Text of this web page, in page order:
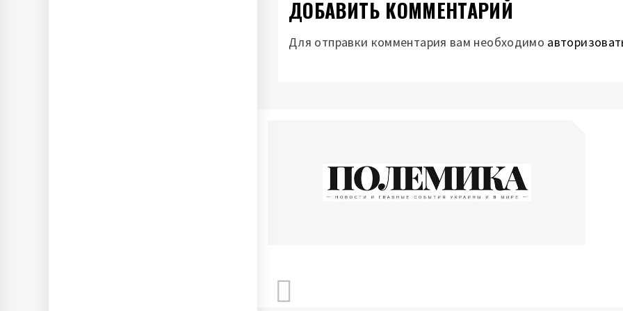
ДОБАВИТЬ КОММЕНТАРИЙ
Для отправки комментария вам необходимо